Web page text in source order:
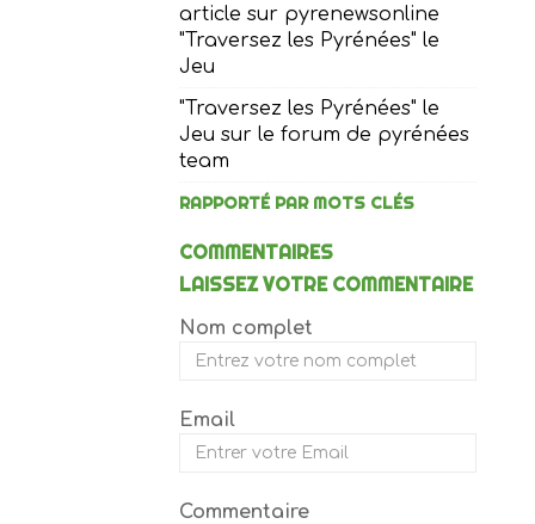
article sur pyrenewsonline
"Traversez les Pyrénées" le
Jeu
"Traversez les Pyrénées" le
Jeu sur le forum de pyrénées
team
RAPPORTÉ PAR MOTS CLÉS
COMMENTAIRES
LAISSEZ VOTRE COMMENTAIRE
Nom complet
Email
Commentaire